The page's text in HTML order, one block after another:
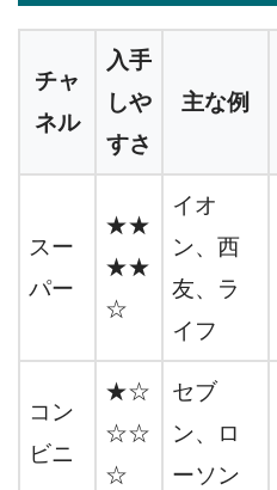
チャ
ネル
入手
しや
すさ
主な例
スー
パー
★★
★★
☆
イオ
ン、西
友、ラ
イフ
コン
ビニ
★☆
☆☆
☆
セブ
ン、ロ
ーソン